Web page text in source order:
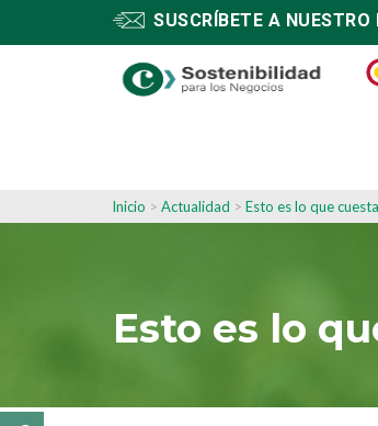
SUSCRÍBETE A
Inicio > Actualidad > Esto es lo que
Esto es lo